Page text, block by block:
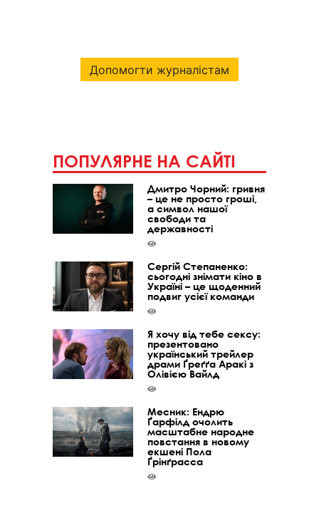
Допомогти журналістам
ПОПУЛЯРНЕ НА САЙТІ
Дмитро Чорний: гривня
– це не просто гроші,
а символ нашої
свободи та
державності
Сергій Степаненко:
сьогодні знімати кіно в
Україні – це щоденний
подвиг усієї команди
Я хочу від тебе сексу:
презентовано
український трейлер
драми Ґреґґа Аракі з
Олівією Вайлд
Месник: Ендрю
Ґарфілд очолить
масштабне народне
повстання в новому
екшені Пола
Ґрінґрасса